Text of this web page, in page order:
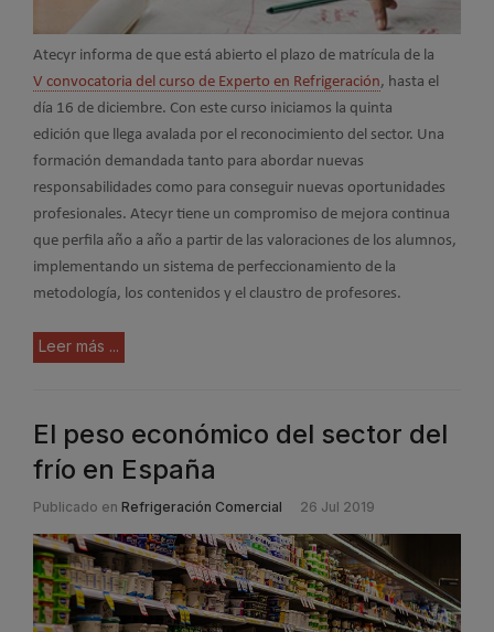
Atecyr informa de que está abierto el plazo de matrícula de la
V convocatoria del curso de Experto en Refrigeración, hasta el
día 16 de diciembre. Con este curso iniciamos la quinta
edición que llega avalada por el reconocimiento del sector. Una
formación demandada tanto para abordar nuevas
responsabilidades como para conseguir nuevas oportunidades
profesionales. Atecyr tiene un compromiso de mejora continua
que perfila año a año a partir de las valoraciones de los alumnos,
implementando un sistema de perfeccionamiento de la
metodología, los contenidos y el claustro de profesores.
Leer más ...
El peso económico del sector del
frío en España
Publicado en Refrigeración Comercial 26 Jul 2019